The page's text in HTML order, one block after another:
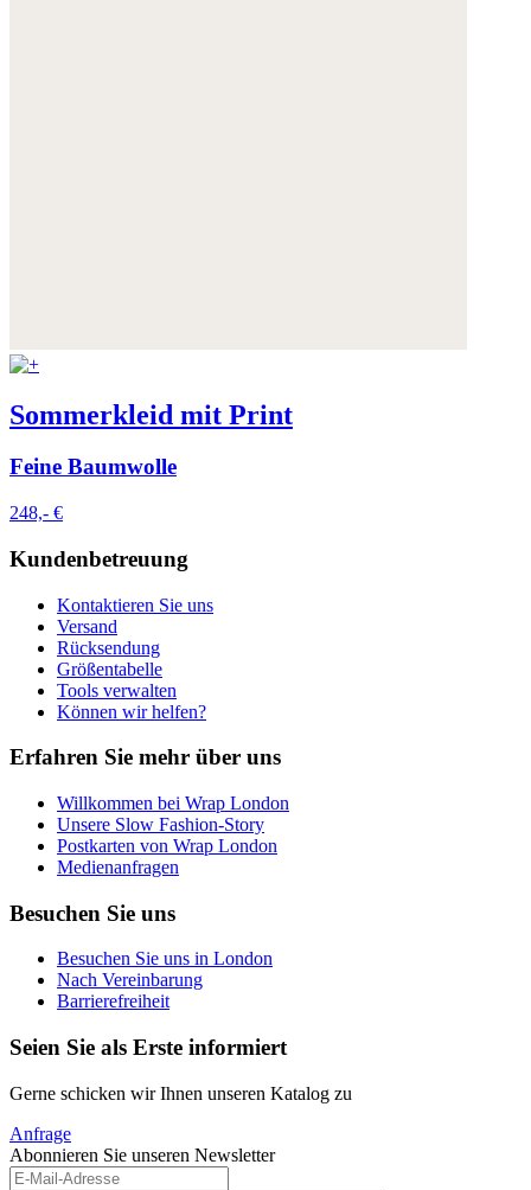
Sommerkleid mit Print
Feine Baumwolle
248,- €
Kundenbetreuung
Kontaktieren Sie uns
Versand
Rücksendung
Größentabelle
Tools verwalten
Können wir helfen?
Erfahren Sie mehr über uns
Willkommen bei Wrap London
Unsere Slow Fashion-Story
Postkarten von Wrap London
Medienanfragen
Besuchen Sie uns
Besuchen Sie uns in London
Nach Vereinbarung
Barrierefreiheit
Seien Sie als Erste informiert
Gerne schicken wir Ihnen unseren Katalog zu
Anfrage
Abonnieren Sie unseren Newsletter